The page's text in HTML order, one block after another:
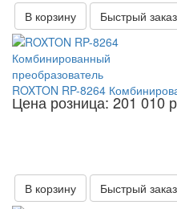
В корзину Быстрый заказ
ROXTON RP-8264
Цена розница: 201 010
В корзину Быстрый заказ